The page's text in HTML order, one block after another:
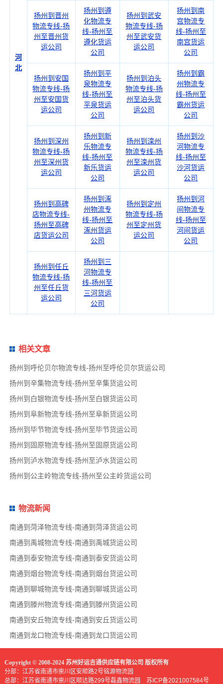
河
北
扬州到晋州
物流专线-扬
州至晋州货
运公司
扬州到遵
化物流专
线-扬州至
遵化货运
公司
扬州到武安
物流专线-扬
州至武安货
运公司
扬州到南
宫物流专
线-扬州至
南宫货运
公司
扬州到安国
物流专线-扬
州至安国货
运公司
扬州到平
泉物流专
线-扬州至
平泉货运
公司
扬州到泊头
物流专线-扬
州至泊头货
运公司
扬州到霸
州物流专
线-扬州至
霸州货运
公司
扬州到深州
物流专线-扬
州至深州货
运公司
扬州到新
乐物流专
线-扬州至
新乐货运
公司
扬州到滦州
物流专线-扬
州至滦州货
运公司
扬州到沙
河物流专
线-扬州至
沙河货运
公司
扬州到高碑
店物流专线-
扬州至高碑
店货运公司
扬州到涿
州物流专
线-扬州至
涿州货运
公司
扬州到定州
物流专线-扬
州至定州货
运公司
扬州到河
间物流专
线-扬州至
河间货运
公司
扬州到任丘
物流专线-扬
州至任丘货
运公司
扬州到三
河物流专
线-扬州至
三河货运
公司
相关文章
扬州到呼伦贝尔物流专线-扬州至呼伦贝尔货运公司
扬州到辛集物流专线-扬州至辛集货运公司
扬州到白银物流专线-扬州至白银货运公司
扬州到阜新物流专线-扬州至阜新货运公司
扬州到毕节物流专线-扬州至毕节货运公司
扬州到固原物流专线-扬州至固原货运公司
扬州到泸水物流专线-扬州至泸水货运公司
扬州到公主岭物流专线-扬州至公主岭货运公司
物流新闻
南通到菏泽物流专线-南通到菏泽货运公司
南通到禹城物流专线-南通到禹城货运公司
南通到泰安物流专线-南通到泰安货运公司
南通到烟台物流专线-南通到烟台货运公司
南通到聊城物流专线-南通到聊城货运公司
南通到滕州物流专线-南通到滕州货运公司
南通到安丘物流专线-南通到安丘货运公司
南通到龙口物流专线-南通到龙口货运公司
Copyright © 2008-2024 苏州好运吉通供应链有限公司 版权所有
分部：江苏省南通市崇川区安顺路2号铭源物流园
总部：江苏省南通市崇川区顺达路299号磊鑫物流园 苏ICP备2021007584号